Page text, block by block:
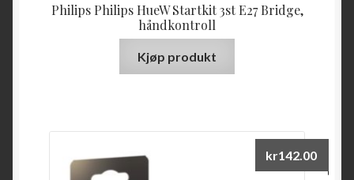
Philips Philips HueW Startkit 3st E27 Bridge,
håndkontroll
Kjøp produkt
kr142.00